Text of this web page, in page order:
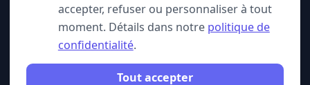
SUIVEZ-NOUS
accepter, refuser ou personnaliser à tout
moment. Détails dans notre politique de
confidentialité.
Tout accepter